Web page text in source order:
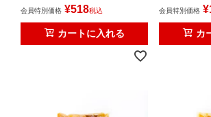
会員特別価格 ¥518税込
カートに入れる
会員特別価格 ¥
カ